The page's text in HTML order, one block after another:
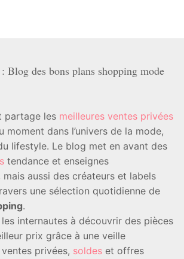
Blog des bons plans shopping mode
partage les meilleures ventes privées
moment dans l’univers de la mode,
lifestyle. Le blog met en avant des
tendance et enseignes
aussi des créateurs et labels
une sélection quotidienne de
.
internautes à découvrir des pièces
prix grâce à une veille
privées, soldes et offres